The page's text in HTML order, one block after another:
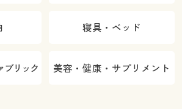
寝具・ベッド
ブリック 美容・健康・サプリメント